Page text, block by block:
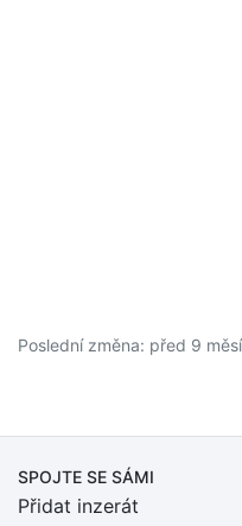
Poslední změna: před 9
SPOJTE SE SÁMI
Přidat inzerát